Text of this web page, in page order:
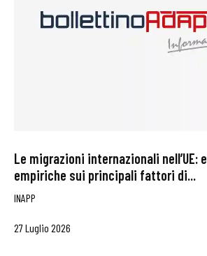
Le migrazioni internazionali nell’UE:
empiriche sui principali fattori di...
INAPP
27 Luglio 2026